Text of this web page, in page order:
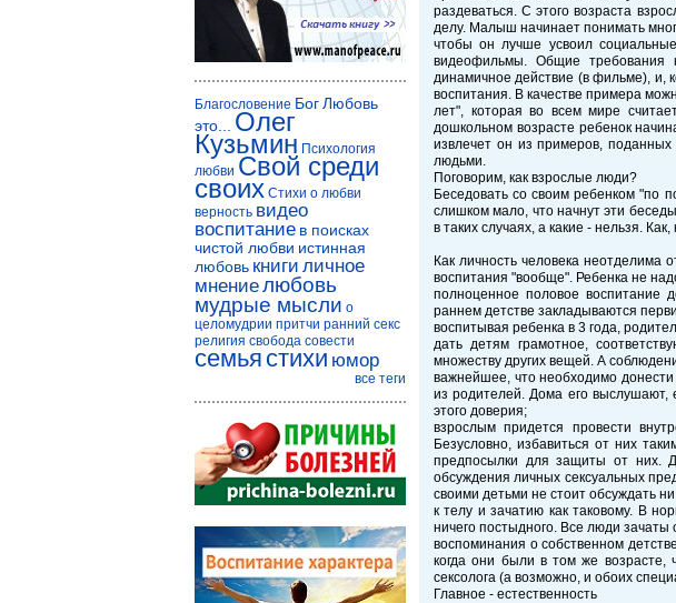
раздеваться. С этого возраста
делу. Малыш начинает понимать
чтобы он лучше усвоил
видеофильмы. Общие требования
динамичное действие (в фильме), и,
воспитания. В качестве примера
лет", которая во всем мире
дошкольном возрасте ребенок
извлечет он из примеров,
людьми.
Поговорим, как взрослые люди?
Беседовать со своим ребенком "по
слишком мало, что начнут эти
в таких случаях, а какие - нельзя.
Как личность человека неотделима
воспитания "вообще". Ребенка не
полноценное половое воспитание
раннем детстве закладываются
воспитывая ребенка в 3 года,
дать детям грамотное,
множеству других вещей. А
важнейшее, что необходимо донести
из родителей. Дома его
этого доверия;
взрослым придется провести
Безусловно, избавиться от них
предпосылки для защиты от них.
обсуждения личных сексуальных
своими детьми не стоит обсуждать
к телу и зачатию как таковому. В
ничего постыдного. Все люди
воспоминания о собственном
когда они были в том же возрасте,
сексолога (а возможно, и обоих
Главное - естественность
Благословение БогЛюбовь
это...
Олег
Кузьмин Психология
любви Свой среди
своих Стихи о любви
верность видео
воспитание в поисках
чистой любви истинная
любовь книги личное
мнениелюбовь
мудрые мысли о
целомудрии притчи ранний секс
религия свобода совести
семья стихи юмор
все теги